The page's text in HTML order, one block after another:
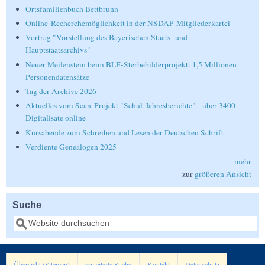
Ortsfamilienbuch Bettbrunn
Online-Recherchemöglichkeit in der NSDAP-Mitgliederkartei
Vortrag "Vorstellung des Bayerischen Staats- und
Hauptstaatsarchivs"
Neuer Meilenstein beim BLF-Sterbebilderprojekt: 1,5 Millionen
Personendatensätze
Tag der Archive 2026
Aktuelles vom Scan-Projekt "Schul-Jahresberichte" - über 3400
Digitalisate online
Kursabende zum Schreiben und Lesen der Deutschen Schrift
Verdiente Genealogen 2025
mehr
zur größeren Ansicht
Suche
Suche